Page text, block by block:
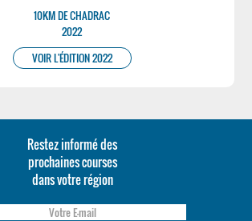
10KM DE CHADRAC
2022
VOIR L'ÉDITION 2022
Restez informé des
prochaines courses
dans votre région